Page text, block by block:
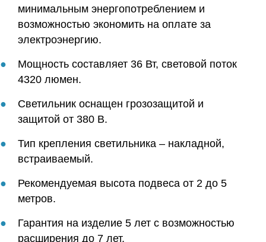
минимальным энергопотреблением и
возможностью экономить на оплате за
электроэнергию.
Мощность составляет 36 Вт, световой поток
4320 люмен.
Светильник оснащен грозозащитой и
защитой от 380 В.
Тип крепления светильника – накладной,
встраиваемый.
Рекомендуемая высота подвеса от 2 до 5
метров.
Гарантия на изделие 5 лет с возможностью
расширения до 7 лет.